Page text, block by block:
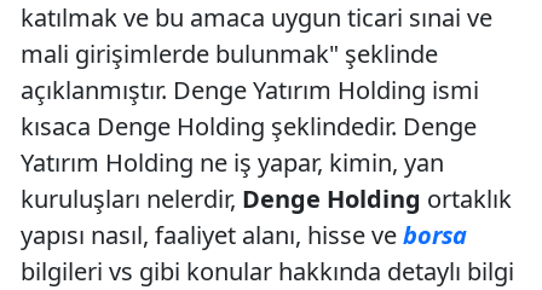
katılmak ve bu amaca uygun ticari sınai ve
mali girişimlerde bulunmak" şeklinde
açıklanmıştır. Denge Yatırım Holding ismi
kısaca Denge Holding şeklindedir. Denge
Yatırım Holding ne iş yapar, kimin, yan
kuruluşları nelerdir, Denge Holding ortaklık
yapısı nasıl, faaliyet alanı, hisse veborsa
bilgileri vs gibi konular hakkında detaylı bilgi